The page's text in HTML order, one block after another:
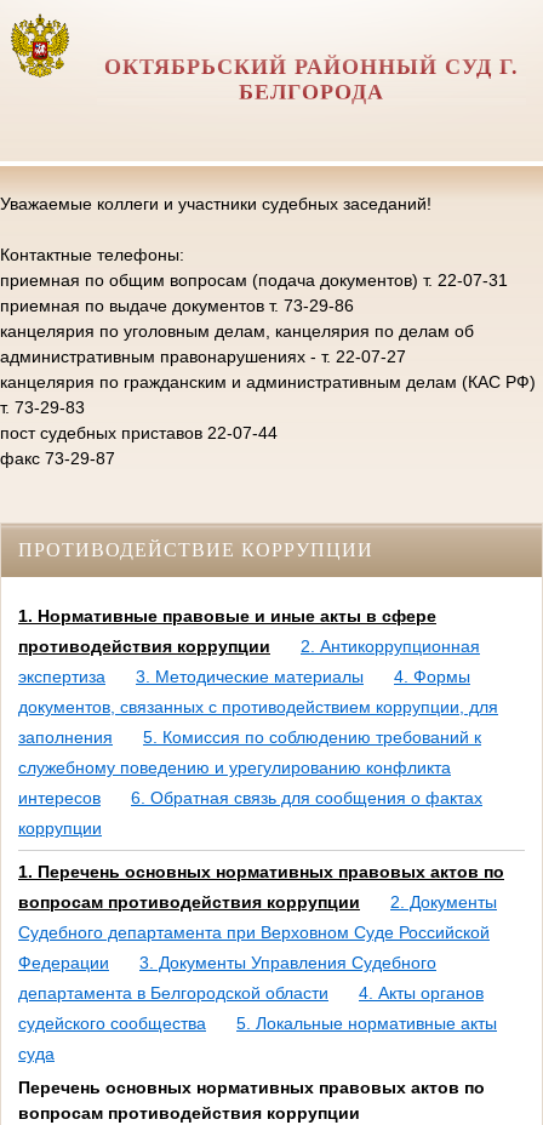
ОКТЯБРЬСКИЙ РАЙОННЫЙ СУД Г.
БЕЛГОРОДА
Уважаемые коллеги и участники судебных заседаний!
Контактные телефоны:
приемная по общим вопросам (подача документов) т. 22-07-31
приемная по выдаче документов т. 73-29-86
канцелярия по уголовным делам, канцелярия по делам об
административным правонарушениях - т. 22-07-27
канцелярия по гражданским и административным делам (КАС РФ)
т. 73-29-83
пост судебных приставов 22-07-44
факс 73-29-87
ПРОТИВОДЕЙСТВИЕ КОРРУПЦИИ
1. Нормативные правовые и иные акты в сфере
противодействия коррупции
2. Антикоррупционная
экспертиза
3. Методические материалы
4. Формы
документов, связанных с противодействием коррупции, для
заполнения
5. Комиссия по соблюдению требований к
служебному поведению и урегулированию конфликта
интересов
6. Обратная связь для сообщения о фактах
коррупции
1. Перечень основных нормативных правовых актов по
вопросам противодействия коррупции
2. Документы
Судебного департамента при Верховном Суде Российской
Федерации
3. Документы Управления Судебного
департамента в Белгородской области
4. Акты органов
судейского сообщества
5. Локальные нормативные акты
суда
Перечень основных нормативных правовых актов по
вопросам противодействия коррупции